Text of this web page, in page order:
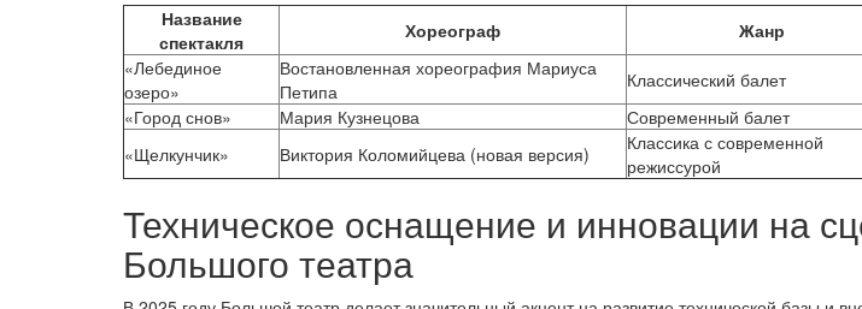
Название
спектакля
Хореограф Жанр
«Лебединое
озеро»
Востановленная хореография Мариуса
Петипа
Классический балет
«Город снов»
Мария Кузнецова Современный балет
«Щелкунчик»
Виктория Коломийцева (новая версия)
Классика с современной
режиссурой
Техническое оснащение и инновации на
Большого театра